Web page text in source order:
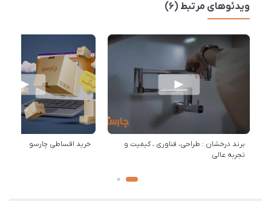
ویدئوهای مرتبط (6)
برند درخشان : طراحی، فناوری ، کیفیت و
تجربه عالی
خرید اقساطی چارسو